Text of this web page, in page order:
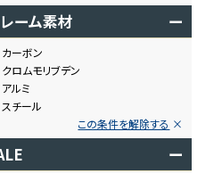
ーム素材 ー
カーボン
クロムモリブデン
アルミ
スチール
この条件を解除する
ー